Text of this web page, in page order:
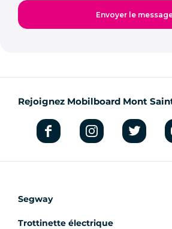
Rejoignez Mobilboard Mont
Segway
Trottinette électrique